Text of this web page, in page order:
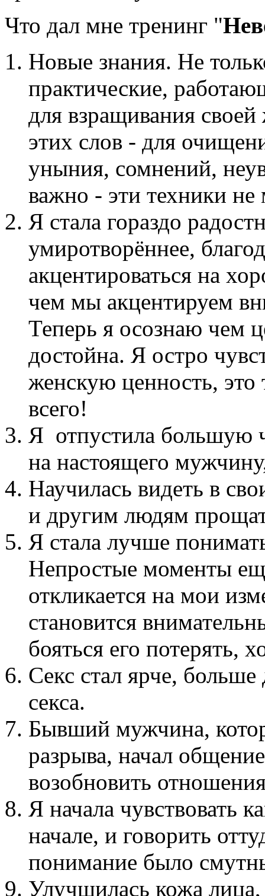
Что дал мне тренинг "
Новые знания. Не
практические,
для взращивания
этих слов - для
уныния, сомнений,
важно - эти техники
Я стала гораздо
умиротворённее,
акцентироваться на
чем мы акцентируем
Теперь я осознаю чем
достойна. Я остро
женскую ценность,
всего!
Я отпустила большую
на настоящего
Научилась видеть в
и другим людям
Я стала лучше
Непростые моменты
откликается на мои
становится
бояться его
Секс стал ярче,
секса.
Бывший мужчина,
разрыва, начал
возобновить
Я начала чувствовать
начале, и говорить
понимание было
Улучшилась кожа лица,